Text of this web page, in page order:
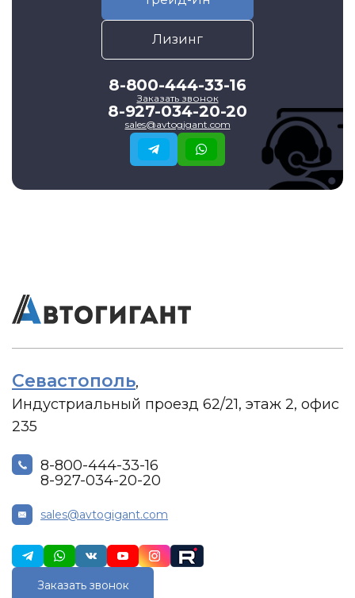
Лизинг
8-800-444-33-16
Заказать звонок
8-927-034-20-20
sales@avtogigant.com
Севастополь,
Индустриальный проезд 62/21, этаж 2, офис
235
8-800-444-33-16
8-927-034-20-20
sales@avtogigant.com
Заказать звонок